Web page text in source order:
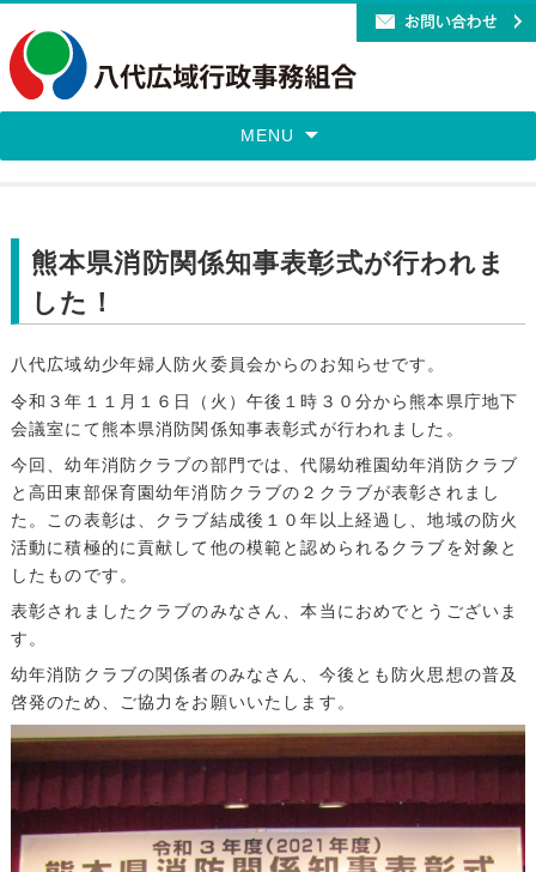
MENU
熊本県消防関係知事表彰式が行われま
した！
八代広域幼少年婦人防火委員会からのお知らせです。
令和３年１１月１６日（火）午後１時３０分から熊本県庁地下
会議室にて熊本県消防関係知事表彰式が行われました。
今回、幼年消防クラブの部門では、代陽幼稚園幼年消防クラブ
と高田東部保育園幼年消防クラブの２クラブが表彰されまし
た。この表彰は、クラブ結成後１０年以上経過し、地域の防火
活動に積極的に貢献して他の模範と認められるクラブを対象と
したものです。
表彰されましたクラブのみなさん、本当におめでとうございま
す。
幼年消防クラブの関係者のみなさん、今後とも防火思想の普及
啓発のため、ご協力をお願いいたします。